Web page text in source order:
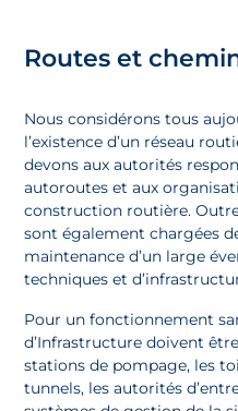
piedRoutes et
Nous considérons tous
l’existence d’un réseau
devons aux autorités
autoroutes et aux
construction routière.
sont également chargées
maintenance d’un large
techniques et
Pour un fonctionnement
d’Infrastructure doivent
stations de pompage, les
tunnels, les autorités